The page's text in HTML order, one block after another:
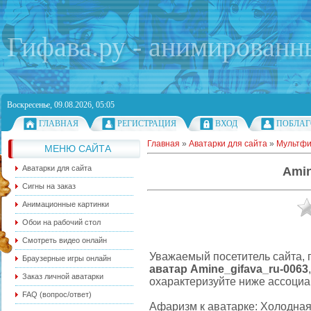
Гифава.ру -
Воскресенье, 09.08.2026, 05:05
ГЛАВНАЯ
РЕГИСТРАЦИЯ ВХОД
МЕНЮ САЙТА
Аватарки для сайта
Сигны на заказ
Анимационные картинки
Обои на рабочий стол
Смотреть видео онлайн
Браузерные игры онлайн
Заказ личной аватарки
FAQ (вопрос/ответ)
Главная » Аватарки для сайта »
Уважаемый посетитель сайта,
аватар Amine_gifava_ru-0063
охарактеризуйте ниже
Афаризм к аватарке: